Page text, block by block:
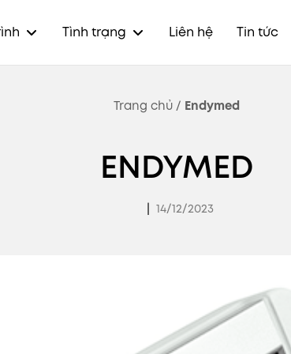
Tình trạng Liên hệ Tin tức
Trang chủ/ Endymed
ENDYMED
| 14/12/2023